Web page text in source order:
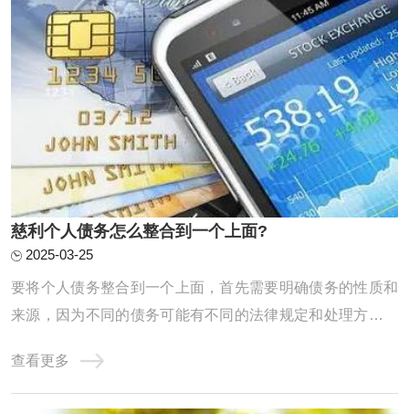
‌慈利个人债务怎么整合到一个上面?
2025-03-25
要将个人债务整合到一个上面，首先需要明确债务的性质和
来源，因为不同的债务可能有不同的法律规定和处理方式。
类单独个人债务：这是指仅由一个人承担的债务，不涉及其
他共同债务人。共同债务：在某些情况下，个人债务可能转
查看更多